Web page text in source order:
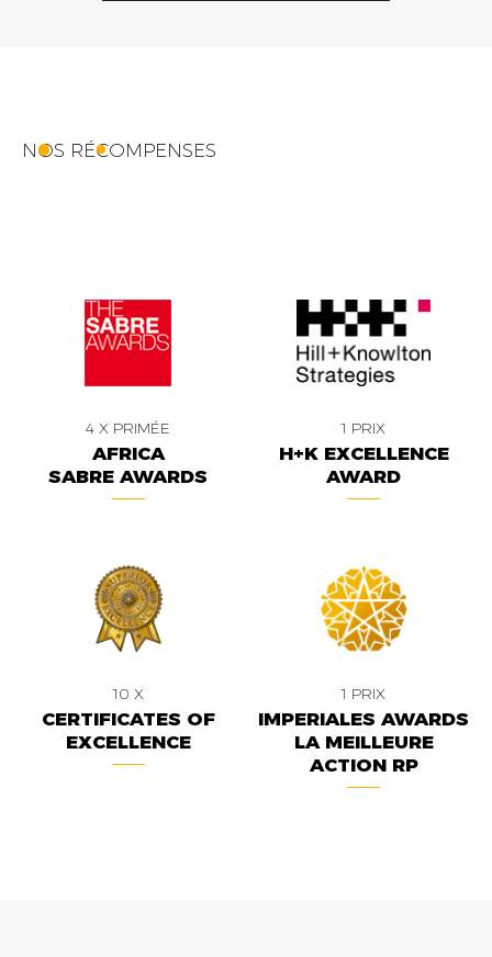
NOS RÉCOMPENSES
4 X PRIMÉE
AFRICA
SABRE AWARDS
1 PRIX
H+K EXCELLENCE
AWARD
10 X
CERTIFICATES OF
EXCELLENCE
1 PRIX
IMPERIALES AWARDS
LA MEILLEURE
ACTION RP